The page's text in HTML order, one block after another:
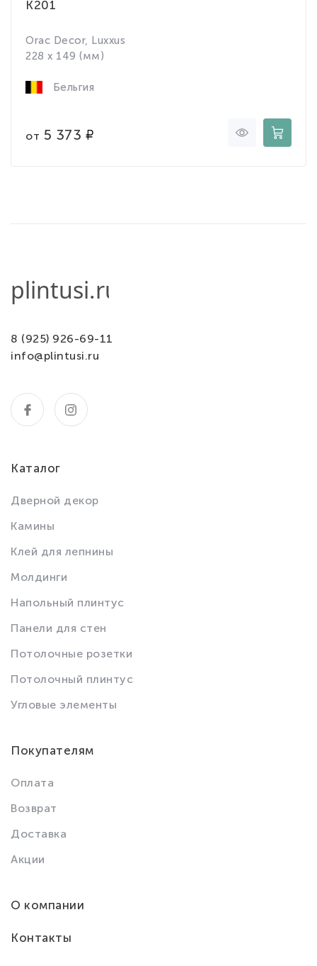
K201
Orac Decor, Luxxus
228 x 149 (мм)
Бельгия
от 5 373
8 (925) 926-69-11
info@plintusi.ru
Каталог
Дверной декор
Камины
Клей для лепнины
Молдинги
Напольный плинтус
Панели для стен
Потолочные розетки
Потолочный плинтус
Угловые элементы
Покупателям
Оплата
Возврат
Доставка
Акции
О компании
Контакты